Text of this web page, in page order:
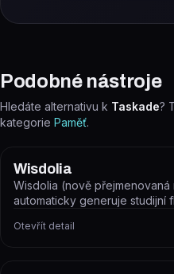
Podobné nástroje
Hledáte alternativu k Taskade?
kategorie Paměť.
Wisdolia
Wisdolia (nově
automaticky generuje studijní
Otevřít detail